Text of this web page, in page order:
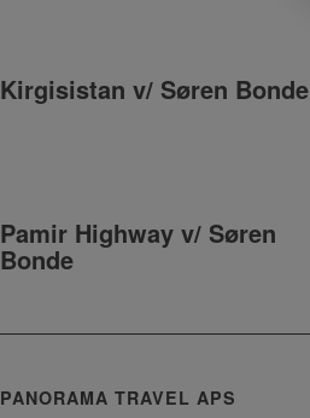
Kirgisistan v/ Søren Bonde
Pamir Highway v/ Søren
Bonde
PANORAMA TRAVEL APS